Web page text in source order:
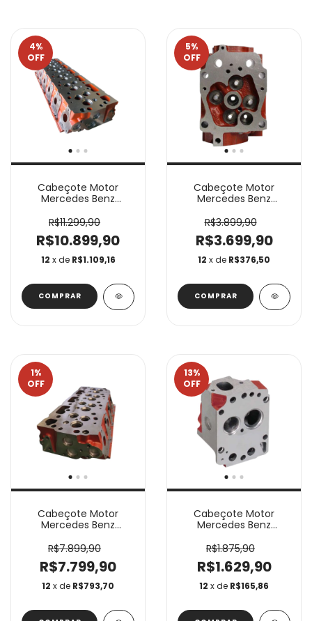
4%
OFF
Cabeçote Motor
Mercedes Benz
10100040
R$11.299,90
R$10.899,90
12 x de R$1.109,16
5%
OFF
Cabeçote Motor
Mercedes Benz
10100152
R$3.899,90
R$3.699,90
12 x de R$376,50
1%
OFF
Cabeçote Motor
Mercedes Benz
10100030
R$7.899,90
R$7.799,90
12 x de R$793,70
13%
OFF
Cabeçote Motor
Mercedes Benz
0100185
R$1.875,90
R$1.629,90
12 x de R$165,86